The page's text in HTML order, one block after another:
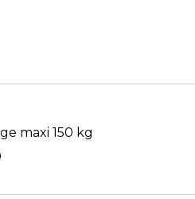
maxi 150 kg